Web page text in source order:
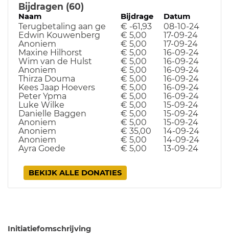
Bijdragen (60)
Naam Bijdrage Datum
Terugbetaling aan ge € -61,93
08-10-24
Edwin Kouwenberg
€ 5,00
17-09-24
Anoniem
€ 5,00
17-09-24
Maxine Hilhorst
€ 5,00
16-09-24
Wim van de Hulst
€ 5,00
16-09-24
Anoniem
€ 5,00
16-09-24
Thirza Douma
€ 5,00
16-09-24
Kees Jaap Hoevers
€ 5,00
16-09-24
Peter Ypma
€ 5,00
16-09-24
Luke Wilke
€ 5,00
15-09-24
Danielle Baggen
€ 5,00
15-09-24
Anoniem
€ 5,00
15-09-24
Anoniem
€ 35,00
14-09-24
Anoniem
€ 5,00
14-09-24
Ayra Goede
€ 5,00 13-09-24
BEKIJK ALLE DONATIES
Initiatiefomschrijving